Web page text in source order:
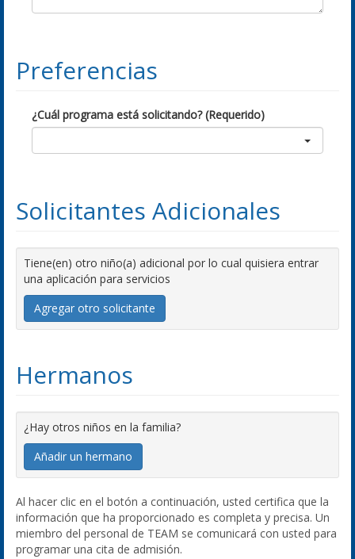
Preferencias
¿Cuál programa está solicitando? (Requerido)
Solicitantes Adicionales
Tiene(en) otro niño(a) adicional por lo cual quisiera entrar
una aplicación para servicios
Agregar otro solicitante
Hermanos
¿Hay otros niños en la familia?
Añadir un hermano
Al hacer clic en el botón a continuación, usted certifica que la
información que ha proporcionado es completa y precisa. Un
miembro del personal de TEAM se comunicará con usted para
programar una cita de admisión.